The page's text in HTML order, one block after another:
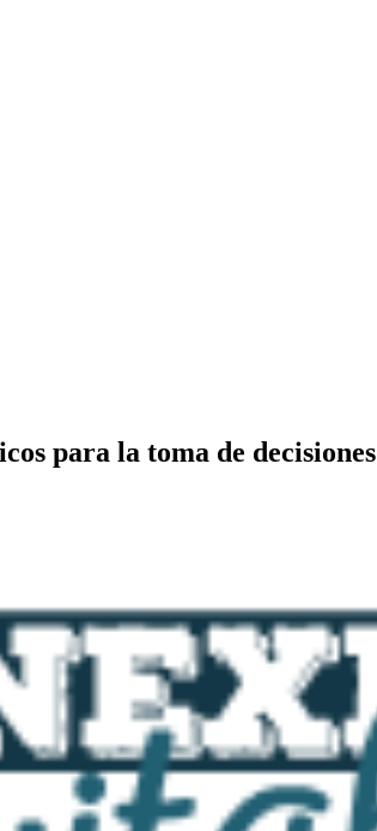
para la toma de decisiones